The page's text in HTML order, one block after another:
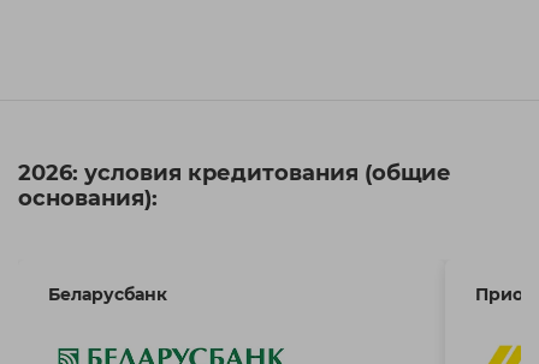
2026: условия кредитования (общие
основания):
Беларусбанк